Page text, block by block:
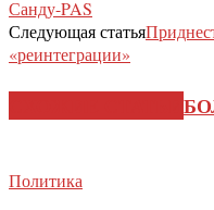
Санду-PAS
Следующая статья
«реинтеграции»
Политика